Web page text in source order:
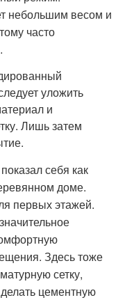
небольшим весом и
часто
уложить
и
Лишь затем
себя как
доме.
первых этажей.
Здесь тоже
сетку,
цементную